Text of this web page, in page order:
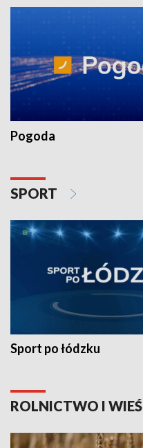
Pogoda
SPORT
Sport po łódzku
ROLNICTWO I WIEŚ